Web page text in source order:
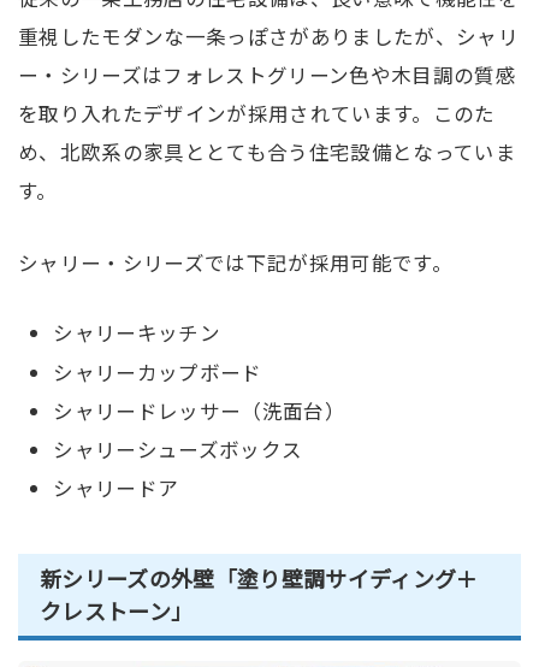
重視したモダンな一条っぽさがありましたが、シャリ
ー・シリーズはフォレストグリーン色や木目調の質感
を取り入れたデザインが採用されています。このた
め、北欧系の家具ととても合う住宅設備となっていま
す。
シャリー・シリーズでは下記が採用可能です。
シャリーキッチン
シャリーカップボード
シャリードレッサー（洗面台）
シャリーシューズボックス
シャリードア
新シリーズの外壁「塗り壁調サイディング＋
クレストーン」